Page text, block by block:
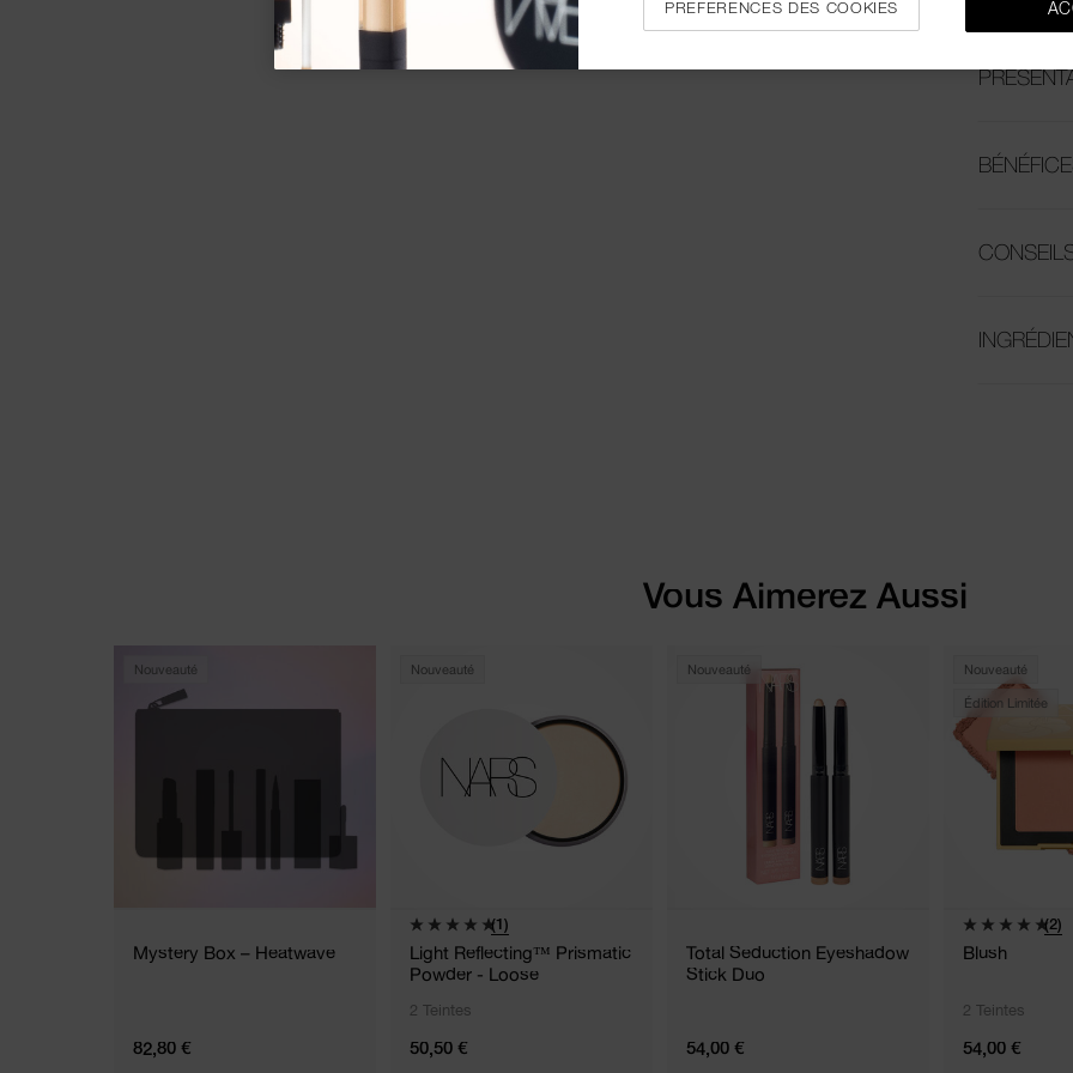
Vous Aimerez Aussi
Nouveauté
Mystery Box – Heatwave
82,80 €
Nouveauté
(1)
Light Reflecting™ Prismatic
Powder - Loose
2 Teintes
50,50 €
Nouveauté
Total Seduction Eyeshadow
Stick Duo
54,00 €
Nouveauté
Édition Limitée
(2)
Blush
2 Teintes
54,00 €
PREFERENCES DES COOKIES